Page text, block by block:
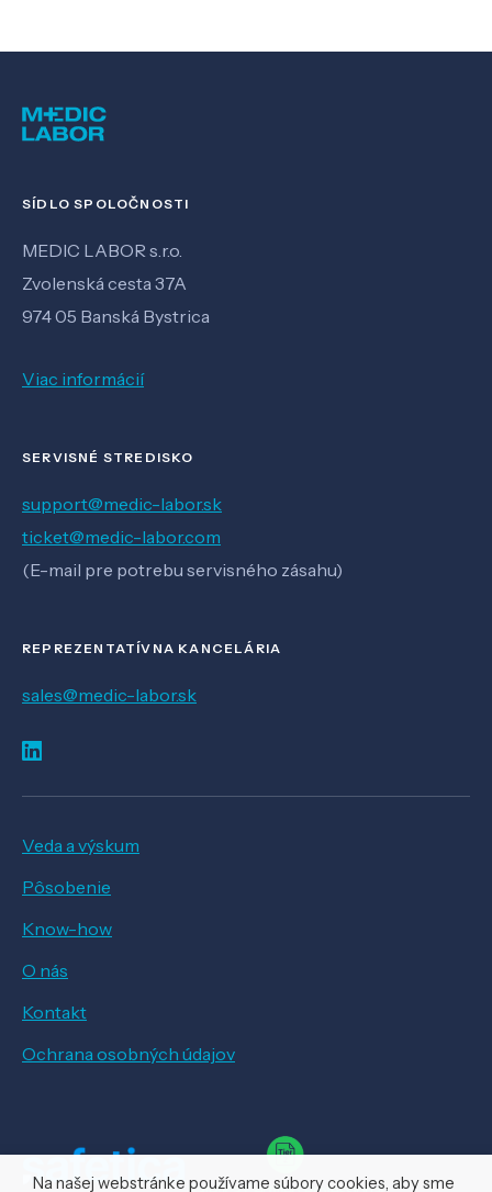
SÍDLO SPOLOČNOSTI
MEDIC LABOR s.r.o.
Zvolenská cesta 37A
974 05 Banská Bystrica
Viac informácií
SERVISNÉ STREDISKO
support@medic-labor.sk
ticket@medic-labor.com
(E-mail pre potrebu servisného zásahu)
REPREZENTATÍVNA KANCELÁRIA
sales@medic-labor.sk
Veda a výskum
Pôsobenie
Know-how
O nás
Kontakt
Ochrana osobných údajov
Na našej webstránke používame súbory cookies, aby sme